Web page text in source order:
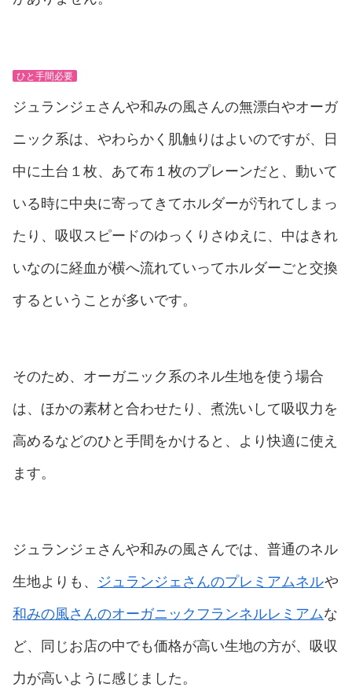
ひと手間必要
ジュランジェさんや和みの風さんの無漂白やオーガ
ニック系は、やわらかく肌触りはよいのですが、日
中に土台１枚、あて布１枚のプレーンだと、動いて
いる時に中央に寄ってきてホルダーが汚れてしまっ
たり、吸収スピードのゆっくりさゆえに、中はきれ
いなのに経血が横へ流れていってホルダーごと交換
するということが多いです。
そのため、オーガニック系のネル生地を使う場合
は、ほかの素材と合わせたり、煮洗いして吸収力を
高めるなどのひと手間をかけると、より快適に使え
ます。
ジュランジェさんや和みの風さんでは、普通のネル
生地よりも、 ジュランジェさんのプレミアムネルや
和みの風さんのオーガニックフランネルレミアムな
ど、同じお店の中でも価格が高い生地の方が、吸収
力が高いように感じました。